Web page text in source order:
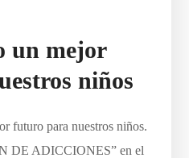
un mejor
niños
futuro para nuestros niños.
DE ADICCIONES” en el